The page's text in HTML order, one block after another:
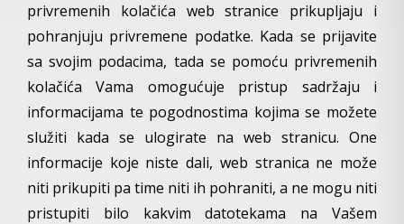
privremenih kolačića web stranice prikupljaju i
pohranjuju privremene podatke. Kada se prijavite
sa svojim podacima, tada se pomoću privremenih
kolačića Vama omogućuje pristup sadržaju i
informacijama te pogodnostima kojima se možete
služiti kada se ulogirate na web stranicu. One
informacije koje niste dali, web stranica ne može
niti prikupiti pa time niti ih pohraniti, a ne mogu niti
pristupiti bilo kakvim datotekama na Vašem